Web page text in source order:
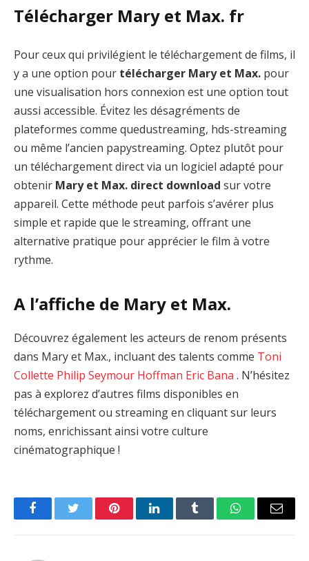
Télécharger Mary et Max. fr
Pour ceux qui privilégient le téléchargement de films, il
y a une option pour télécharger Mary et Max. pour
une visualisation hors connexion est une option tout
aussi accessible. Évitez les désagréments de
plateformes comme quedustreaming, hds-streaming
ou même l’ancien papystreaming. Optez plutôt pour
un téléchargement direct via un logiciel adapté pour
obtenir Mary et Max. direct download sur votre
appareil. Cette méthode peut parfois s’avérer plus
simple et rapide que le streaming, offrant une
alternative pratique pour apprécier le film à votre
rythme.
A l’affiche de Mary et Max.
Découvrez également les acteurs de renom présents
dans Mary et Max., incluant des talents comme Toni
Collette Philip Seymour Hoffman Eric Bana . N’hésitez
pas à explorez d’autres films disponibles en
téléchargement ou streaming en cliquant sur leurs
noms, enrichissant ainsi votre culture
cinématographique !
FacebookTwitter PinterestLinkedInTumblr WhatsAppEmail